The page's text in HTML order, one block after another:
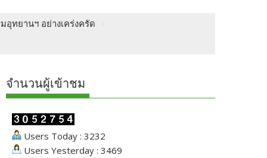
อุทยานฯ​ อย่างเคร่งครัด
จำนวนผู้เข้าชม
Users Today : 3232
Users Yesterday : 3469